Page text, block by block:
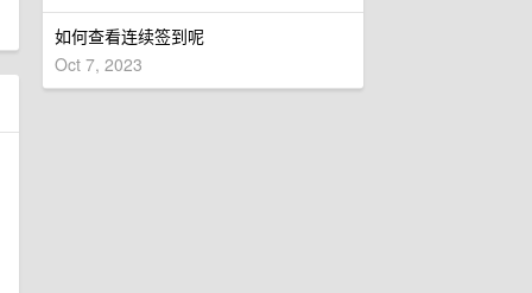
如何查看连续签到呢
Oct 7, 2023